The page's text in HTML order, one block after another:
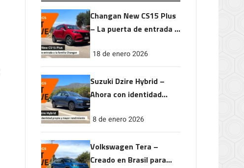
Changan New CS15 Plus
– La puerta de entrada a
18 de enero 2026
Suzuki Dzire Hybrid –
Ahora con identidad
rendimiento
8 de enero 2026
Volkswagen Tera –
Creado en Brasil para